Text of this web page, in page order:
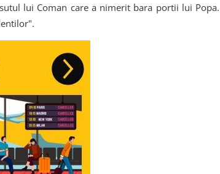
lui Coman care a nimerit bara portii lui Popa.